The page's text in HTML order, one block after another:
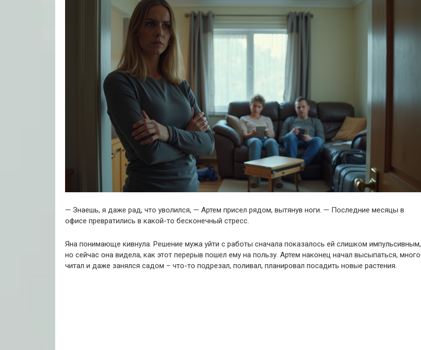
— Знаешь, я даже рад, что уволился, — Артем присел рядом, вытянув ноги. — Последние месяцы в
офисе превратились в какой-то бесконечный стресс.
Яна понимающе кивнула. Решение мужа уйти с работы сначала показалось ей слишком импульсивным,
но сейчас она видела, как этот перерыв пошел ему на пользу. Артем наконец начал высыпаться, много
читал и даже занялся садом – что-то подрезал, поливал, планировал посадить новые растения.